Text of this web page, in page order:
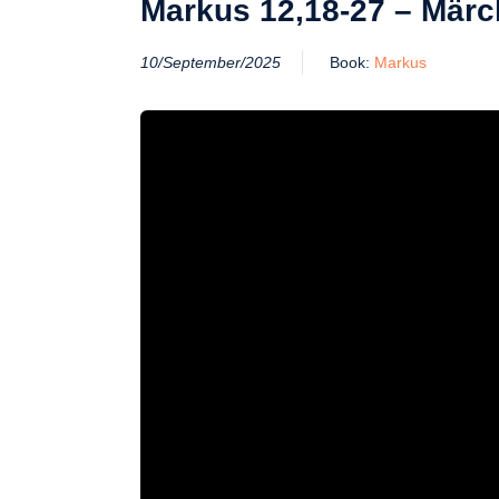
Markus 12,18-27 –
10/September/2025 Book: Markus